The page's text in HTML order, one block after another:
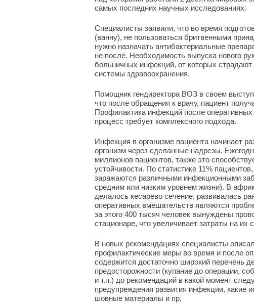
самых последних научных исследованиях.
Специалисты заявили, что во время
(ванну), не пользоваться бритвенными
нужно назначать антибактериальные
не после. Необходимость выпуска нового
больничных инфекций, от которых
системы здравоохранения.
Помощник гендиректора ВОЗ в своем
что после обращения к врачу, пациент
Профилактика инфекций после
процесс требует комплексного подхода.
Инфекция в организме пациента начинает
организм через сделанные надрезы.
миллионов пациентов, также это
устойчивости. По статистике 11%
заражаются различными инфекционными
средним или низким уровнем жизни). В
делалось кесарево сечение, развивалась
оперативных вмешательств являются
за этого 400 тысяч человек вынуждены
стационаре, что увеличивает затраты на их
В новых рекомендациях специалисты
профилактические меры во время и после
содержится достаточно широкий перечень
предосторожности (купание до операции,
и т.п.) до рекомендаций в какой момент
предупреждения развития инфекции, какие
шовные материалы и пр.